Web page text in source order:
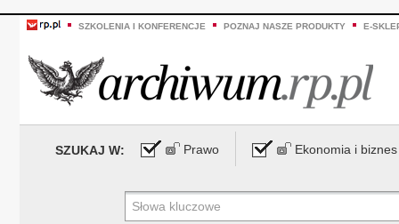
SZKOLENIA I KONFERENCJE POZNAJ NASZE PRODUKTY E-
SZUKAJ W: Prawo Ekonomia i biznes